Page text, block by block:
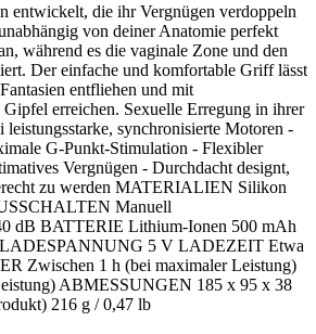
entwickelt, die ihr Vergnügen verdoppeln
von deiner Anatomie perfekt
während es die vaginale Zone und den
Der einfache und komfortable Griff lässt
entfliehen und mit
erreichen. Sexuelle Erregung in ihrer
synchronisierte Motoren -
G‑Punkt‑Stimulation - Flexibler
Vergnügen - Durchdacht designt,
zu werden MATERIALIEN Silikon
Manuell
dB BATTERIE Lithium-Ionen 500 mAh
LADESPANNUNG 5 V LADEZEIT Etwa
Zwischen 1 h (bei maximaler Leistung)
ABMESSUNGEN 185 x 95 x 38
216 g / 0,47 lb